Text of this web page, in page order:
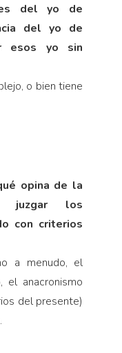
del yo de
del yo de
esos yo sin
o bien tiene
opina de la
juzgar los
con criterios
a menudo, el
el anacronismo
del presente)